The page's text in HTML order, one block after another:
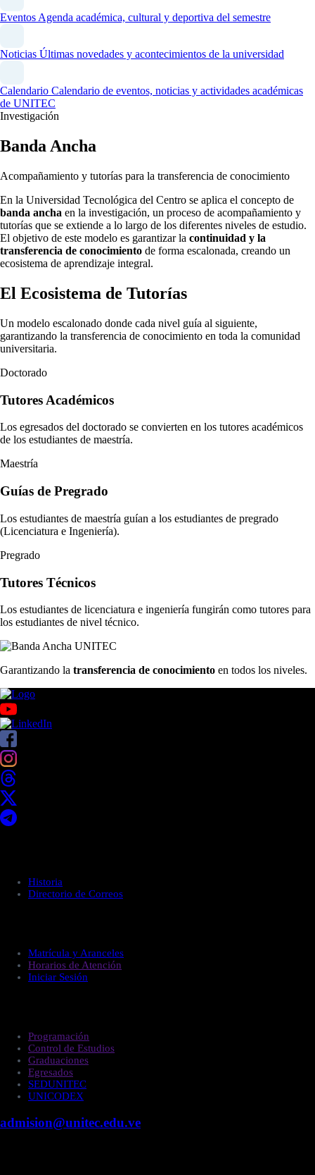
Eventos Agenda académica, cultural y deportiva del semestre
Noticias Últimas novedades y acontecimientos de la universidad
Calendario Calendario de eventos, noticias y actividades académicas
de UNITEC
Investigación
Banda Ancha
Acompañamiento y tutorías para la transferencia de conocimiento
En la Universidad Tecnológica del Centro se aplica el concepto de
banda ancha en la investigación, un proceso de acompañamiento y
tutorías que se extiende a lo largo de los diferentes niveles de estudio.
El objetivo de este modelo es garantizar la continuidad y la
transferencia de conocimiento de forma escalonada, creando un
ecosistema de aprendizaje integral.
El Ecosistema de Tutorías
Un modelo escalonado donde cada nivel guía al siguiente,
garantizando la transferencia de conocimiento en toda la comunidad
universitaria.
Doctorado
Tutores Académicos
Los egresados del doctorado se convierten en los tutores académicos
de los estudiantes de maestría.
Maestría
Guías de Pregrado
Los estudiantes de maestría guían a los estudiantes de pregrado
(Licenciatura e Ingeniería).
Pregrado
Tutores Técnicos
Los estudiantes de licenciatura e ingeniería fungirán como tutores para
los estudiantes de nivel técnico.
Garantizando la transferencia de conocimiento en todos los niveles.
Historia
Directorio de Correos
Matrícula y Aranceles
Horarios de Atención
Iniciar Sesión
Programación
Control de Estudios
Graduaciones
Egresados
SEDUNITEC
UNICODEX
admision@unitec.edu.ve